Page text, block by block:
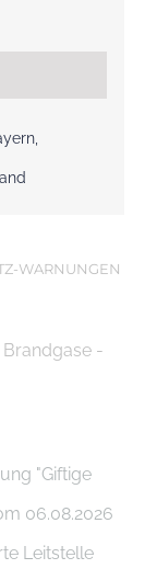
WARNUNGEN
-
"Giftige
06.08.2026
Leitstelle